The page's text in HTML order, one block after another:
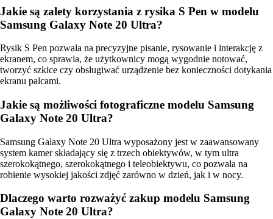
Jakie są zalety korzystania z rysika S Pen w modelu
Samsung Galaxy Note 20 Ultra?
Rysik S Pen pozwala na precyzyjne pisanie, rysowanie i interakcję z
ekranem, co sprawia, że użytkownicy mogą wygodnie notować,
tworzyć szkice czy obsługiwać urządzenie bez konieczności dotykania
ekranu palcami.
Jakie są możliwości fotograficzne modelu Samsung
Galaxy Note 20 Ultra?
Samsung Galaxy Note 20 Ultra wyposażony jest w zaawansowany
system kamer składający się z trzech obiektywów, w tym ultra
szerokokątnego, szerokokątnego i teleobiektywu, co pozwala na
robienie wysokiej jakości zdjęć zarówno w dzień, jak i w nocy.
Dlaczego warto rozważyć zakup modelu Samsung
Galaxy Note 20 Ultra?